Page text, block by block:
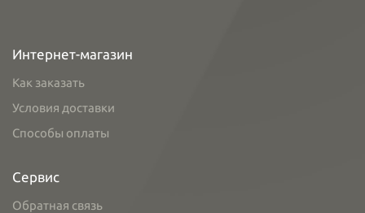
Интернет-магазин
Как заказать
Условия доставки
Способы оплаты
Сервис
Обратная связь